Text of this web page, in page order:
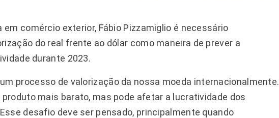
em comércio exterior, Fábio Pizzamiglio é necessário
do real frente ao dólar como maneira de prever a
durante 2023.
processo de valorização da nossa moeda internacionalmente.
produto mais barato, mas pode afetar a lucratividade dos
desafio deve ser pensado, principalmente quando